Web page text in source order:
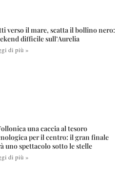
verso il mare, scatta il bollino nero:
difficile sull’Aurelia
di più »
una caccia al tesoro
per il centro: il gran finale
uno spettacolo sotto le stelle
di più »